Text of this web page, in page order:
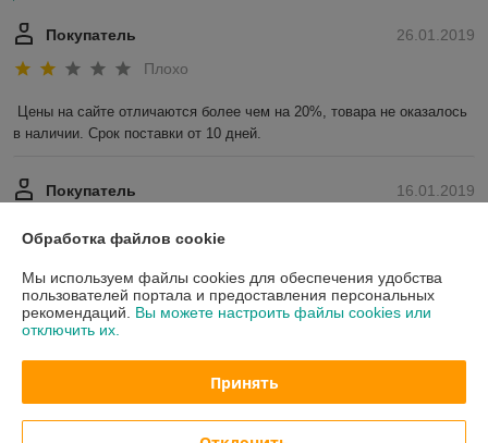
26.01.2019
Покупатель
Плохо
Цены на сайте отличаются более чем на 20%, товара не оказалось
в наличии. Срок поставки от 10 дней.
16.01.2019
Покупатель
Показать все отзывы
Обработка файлов cookie
Мы используем файлы cookies для обеспечения удобства
пользователей портала и предоставления персональных
рекомендаций. Вы можете настроить файлы cookies или
отключить их.
Принять